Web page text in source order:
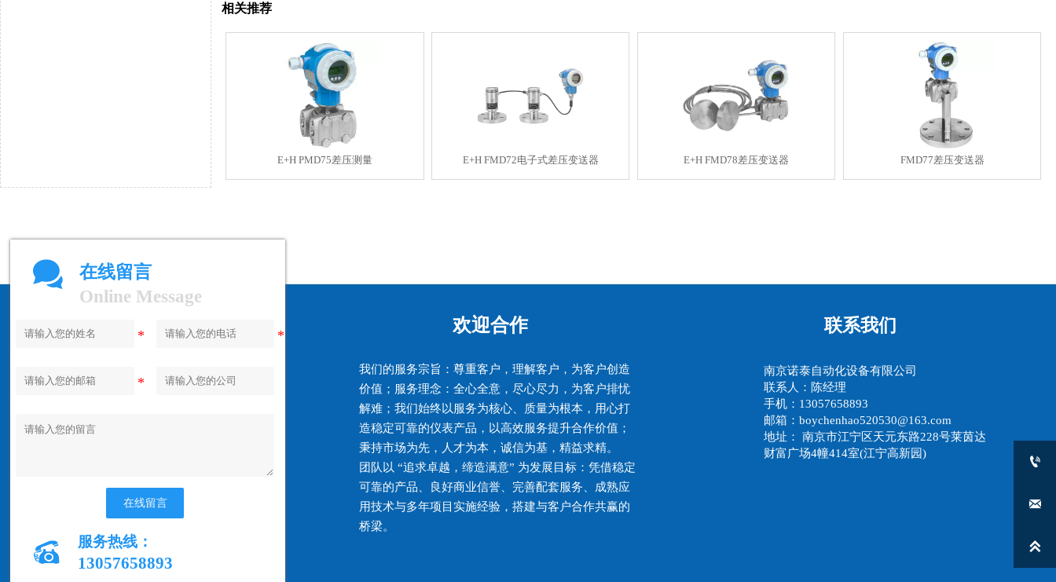
相关推荐
E+H PMD75差压测量 E+H FMD72电子式差压变送器 E+H FMD78差压变送器 FMD77差压变送器

在线留言
Online Message
在线留言
 服务热线：
13057658893
欢迎合作
我们的服务宗旨：尊重客户，理解客户，为客户创造
价值；服务理念：全心全意，尽心尽力，为客户排忧
解难；我们始终以服务为核心、质量为根本，用心打
造稳定可靠的仪表产品，以高效服务提升合作价值；
秉持市场为先，人才为本，诚信为基，精益求精。
团队以 “追求卓越，缔造满意” 为发展目标：凭借稳定
可靠的产品、良好商业信誉、完善配套服务、成熟应
用技术与多年项目实施经验，搭建与客户合作共赢的
桥梁。
联系我们
南京诺泰自动化设备有限公司
联系人：陈经理
手机：13057658893
邮箱：boychenhao520530@163.com
地址： 南京市江宁区天元东路228号莱茵达
财富广场4幢414室(江宁高新园)


